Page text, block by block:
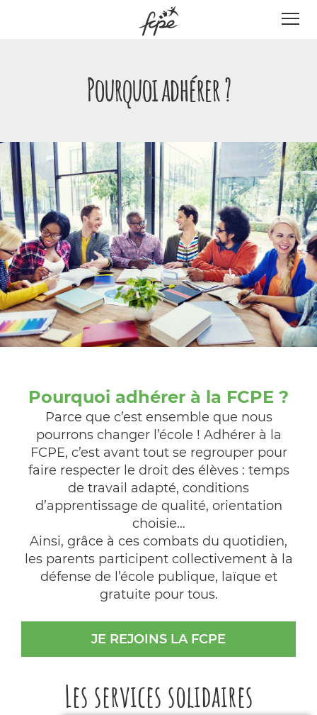
Pourquoi adhérer ?
Pourquoi adhérer à la FCPE ?
Parce que c’est ensemble que nous
pourrons changer l’école ! Adhérer à la
FCPE, c’est avant tout se regrouper pour
faire respecter le droit des élèves : temps
de travail adapté, conditions
d’apprentissage de qualité, orientation
choisie…
Ainsi, grâce à ces combats du quotidien,
les parents participent collectivement à la
défense de l’école publique, laïque et
gratuite pour tous.
JE REJOINS LA FCPE
Les services solidaires
Panneau de gestion des cookies